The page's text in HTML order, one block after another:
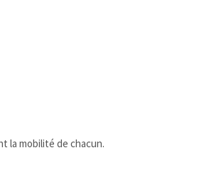
la mobilité de chacun.